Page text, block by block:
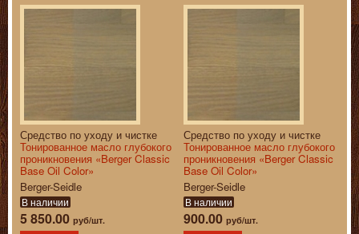
Средство по уходу и чистке
Тонированное масло глубокого
проникновения «Berger Classic
Base Oil Color»
Berger-Seidle
В наличии
5 850.00 руб/шт.
Средство по уходу и чистке
Тонированное масло глубокого
проникновения «Berger Classic
Base Oil Color»
Berger-Seidle
В наличии
900.00 руб/шт.